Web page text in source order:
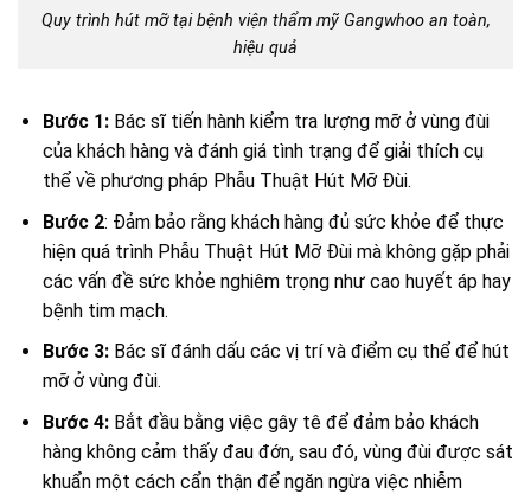
Quy trình hút mỡ tại bệnh viện thẩm mỹ Gangwhoo an toàn,
hiệu quả
Bước 1: Bác sĩ tiến hành kiểm tra lượng mỡ ở vùng đùi
của khách hàng và đánh giá tình trạng để giải thích cụ
thể về phương pháp Phẫu Thuật Hút Mỡ Đùi.
Bước 2: Đảm bảo rằng khách hàng đủ sức khỏe để thực
hiện quá trình Phẫu Thuật Hút Mỡ Đùi mà không gặp phải
các vấn đề sức khỏe nghiêm trọng như cao huyết áp hay
bệnh tim mạch.
Bước 3:Bác sĩ đánh dấu các vị trí và điểm cụ thể để hút
mỡ ở vùng đùi.
Bước 4:Bắt đầu bằng việc gây tê để đảm bảo khách
hàng không cảm thấy đau đớn, sau đó, vùng đùi được sát
khuẩn một cách cẩn thận để ngăn ngừa việc nhiễm